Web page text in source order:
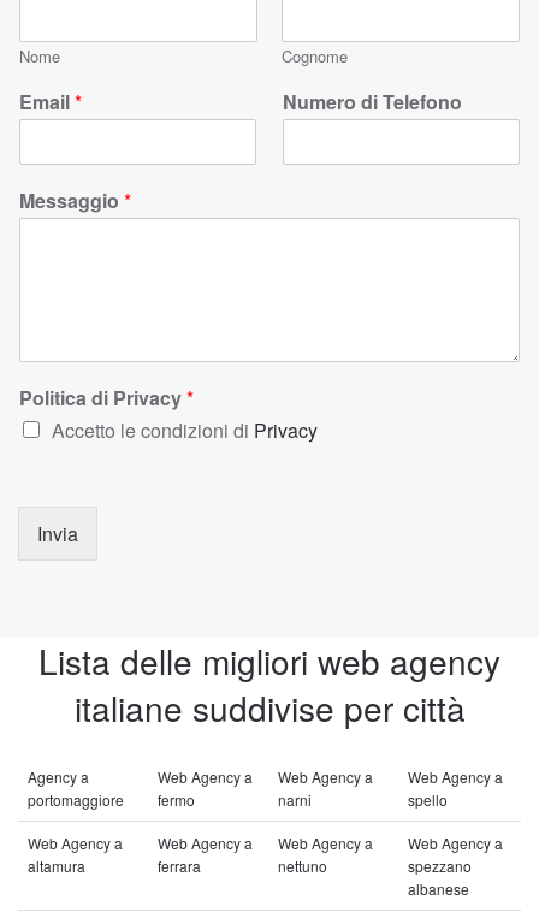
Nome Cognome
Email* Numero di Telefono
Messaggio *
Politica di Privacy*
Accetto le condizioni di Privacy
Invia
Lista delle migliori web agency
italiane suddivise per città
Agency a
portomaggiore
Web Agency a
fermo
Web Agency a
narni
Web Agency a
spello
Web Agency a
altamura
Web Agency a
ferrara
Web Agency a
nettuno
Web Agency a
spezzano
albanese